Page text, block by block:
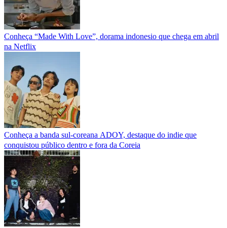
Conheça “Made With Love”, dorama indonesio que chega em abril
na Netflix
Conheça a banda sul-coreana ADOY, destaque do indie que
conquistou público dentro e fora da Coreia